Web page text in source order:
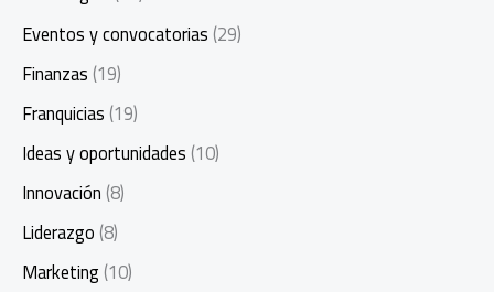
Eventos y convocatorias(29)
Finanzas(19)
Franquicias(19)
Ideas y oportunidades(10)
Innovación(8)
Liderazgo(8)
Marketing(10)